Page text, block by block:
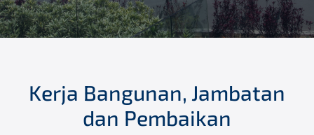
Kerja Bangunan, Jambatan
dan Pembaikan